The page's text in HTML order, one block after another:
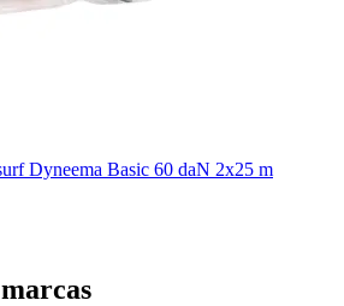
Dyneema Basic 60 daN 2x25 m